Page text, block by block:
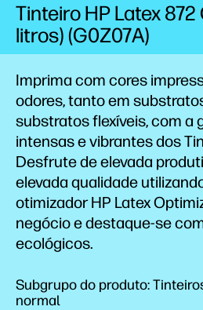
Imprima com cores
odores, tanto em
substratos flexíveis, com a
intensas e vibrantes dos
Desfrute de elevada
elevada qualidade
otimizador HP Latex
negócio e destaque-se
ecológicos.
Subgrupo do produto:
normal
Tinteiro HP Latex
litros) (G0Z07A)